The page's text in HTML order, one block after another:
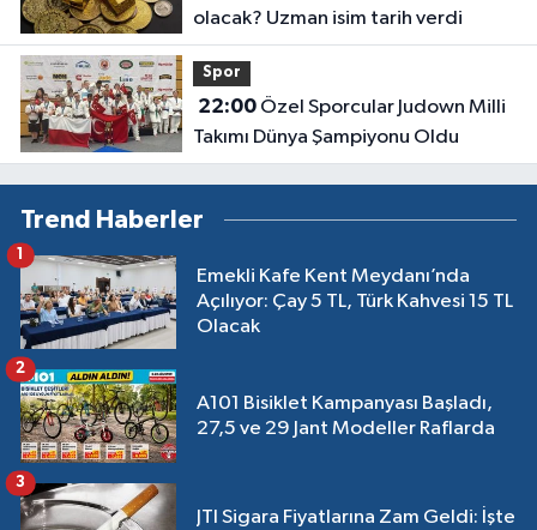
olacak? Uzman isim tarih verdi
Spor
22:00Özel Sporcular Judown Milli
Takımı Dünya Şampiyonu Oldu
Trend Haberler
Emekli Kafe Kent Meydanı’nda
Açılıyor: Çay 5 TL, Türk Kahvesi 15 TL
Olacak
1
A101 Bisiklet Kampanyası Başladı,
27,5 ve 29 Jant Modeller Raflarda
2
JTI Sigara Fiyatlarına Zam Geldi: İşte
3